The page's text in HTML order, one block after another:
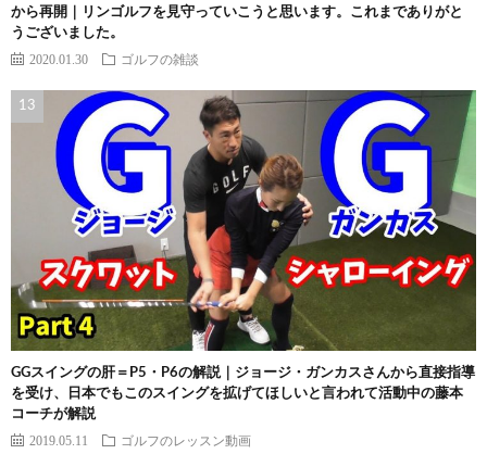
から再開｜リンゴルフを見守っていこうと思います。これまでありがと
うございました。
2020.01.30 ゴルフの雑談
GGスイングの肝＝P5・P6の解説｜ジョージ・ガンカスさんから直接指導
を受け、日本でもこのスイングを拡げてほしいと言われて活動中の藤本
コーチが解説
2019.05.11 ゴルフのレッスン動画